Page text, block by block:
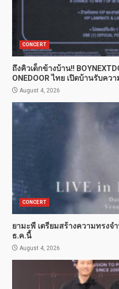
CONCERT
ถึงคิวเด็กข้างบ้าน!!
ONEDOOR ไทย เปิดบ้านรับคว
August 4, 2026
CONCERT
ยามะพี เตรียมสร้างความทรง
ธ.ค.นี้
August 4, 2026